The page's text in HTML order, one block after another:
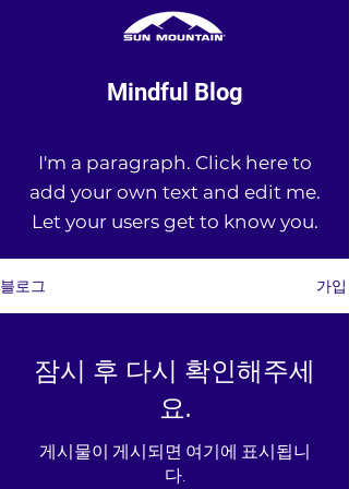
Mindful Blog
I'm a paragraph. Click here to
add your own text and edit me.
Let your users get to know you.
블로그 가입
잠시 후 다시 확인해주세
요.
게시물이 게시되면 여기에 표시됩니
다.